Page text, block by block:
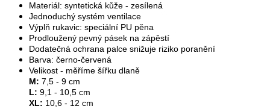
Materiál: syntetická kůže - zesílená
Jednoduchý systém ventilace
Výplň rukavic: speciální PU pěna
Prodloužený pevný pásek na zápěstí
Dodatečná ochrana palce snižuje riziko poranění
Barva: černo-červená
Velikost - měříme šířku dlaně
M: 7,5 - 9 cm
L: 9,1 - 10,5 cm
XL: 10,6 - 12 cm